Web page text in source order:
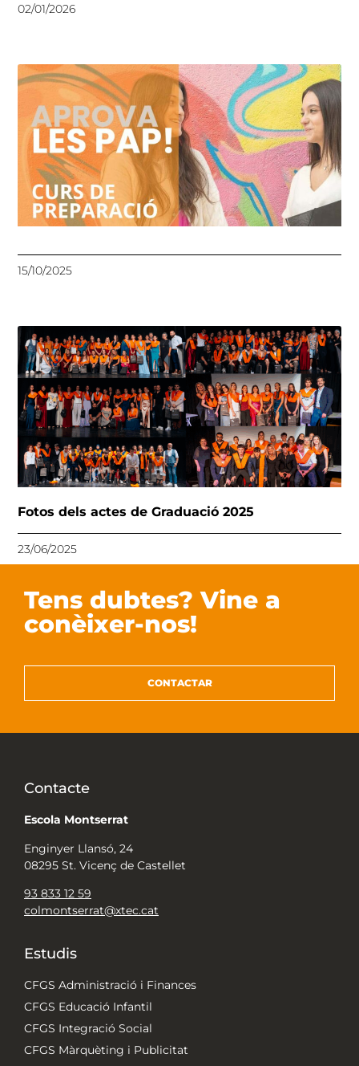
02/01/2026
15/10/2025
Fotos dels actes de Graduació 2025
23/06/2025
Tens dubtes? Vine a
conèixer-nos!
CONTACTAR
Contacte
Escola Montserrat
Enginyer Llansó, 24
08295 St. Vicenç de Castellet
93 833 12 59
colmontserrat@xtec.cat
Estudis
CFGS Administració i Finances
CFGS Educació Infantil
CFGS Integració Social
CFGS Màrquèting i Publicitat